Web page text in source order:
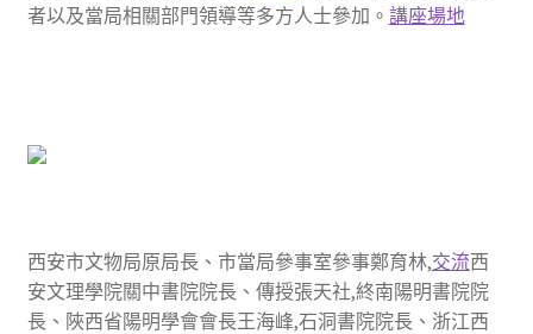
者以及當局相關部門領導等多方人士參加。 講座場地
西安市文物局原局長、市當局參事室參事鄭育林,交流西
安文理學院關中書院院長、傳授張天社,終南陽明書院院
長、陜西省陽明學會會長王海峰,石洞書院院長、浙江西